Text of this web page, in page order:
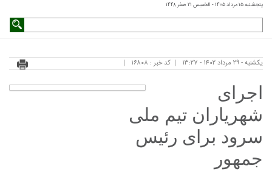
پنجشنبه ۱۵ مرداد ۱۴۰۵ - الخميس ۲۱ صفر ۱۴۴۸
یکشنبه - ۲۹ مرداد ۱۴۰۲ - ۱۳:۲۷ کد خبر : ۱۶۸۰۸
اجرای
شهریاران تیم ملی
سرود برای رئیس
جمهور